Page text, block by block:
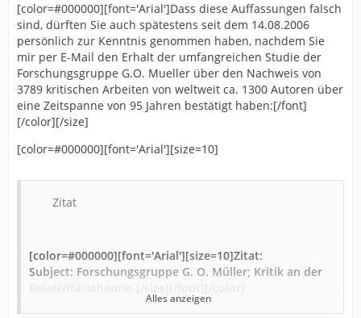
stuften sie die Relativitätstheorie Einsteins als
abstraktes mathematisches Konstrukt ohne
Wirklichkeitsbezug ein, das mit seiner
Unanschaulichkeit dem “jüdischen Denken” entspringe
und einem “germanisch-deutschen Naturbild”
zuwiderlaufe.
Relativitätstheorie physikalisch in irgendeiner Weise
stichhaltig, noch wurde die wenig überzeugende
Äthertheorie Lenards von nicht-nationalsozialistischen
Wissenschaftlern ernst genommen. Eigentlicher
Ursprung der Angriffe war nur die nationalsozialistische
Ideologie. Einzelheiten entnehmen Sie bitte den
beiliegenden Biographien, die Ihnen auch
weiterführende Literaturangaben bieten.
3. Die Relativitätstheorie ist heute fest in der Physik
etabliert und wird von seriösen Wissenschaftlern nicht
angezweifelt. Zahlreiche und immer genauer
durchgeführte Experimente bestätigen sie in
ausgezeichneter Weise. Nicht zuletzt fußen auf der
speziellen Relativitätstheorie auch erfolgreiche
quantenphysikalische Theorien wie die
mit Experimenten übereinstimmt. Versuche einzelner
heutiger Autoren, die Relativitätstheorie zu
“widerlegen“, sind meist philosophisch-weltanschaulich
die ernsthaften wissenschaftlichen Bemühungen, die
allgemeine Relativitätstheorie quantenphysikalisch zu
verallgemeinern – so wie die Relativitätstheorie
ihrerseits die Newtonsche Mechanik verallgemeinert
[color=#000000][font='Arial']Dass diese Auffassungen falsch
sind, dürften Sie auch spätestens seit dem 14.08.2006
persönlich zur Kenntnis genommen haben, nachdem Sie
mir per E-Mail den Erhalt der umfangreichen Studie der
Forschungsgruppe G.O. Mueller über den Nachweis von
3789 kritischen Arbeiten von weltweit ca. 1300 Autoren über
eine Zeitspanne von 95 Jahren bestätigt haben:[/font]
[/color][/size]
[color=#000000][font='Arial'][size=10]
Zitat
[color=#000000][font='Arial'][size=10]Zitat:
Subject: Forschungsgruppe G. O. Müller; Kritik an der
Alles anzeigen